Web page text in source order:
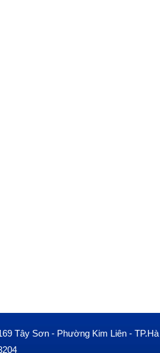
Tây Sơn - Phường Kim Liên -